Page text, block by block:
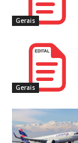
Gerais
Gerais